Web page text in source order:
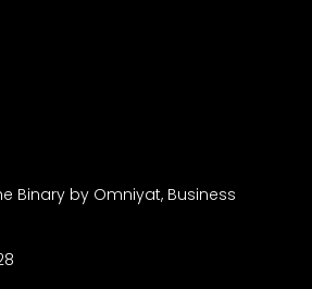
Binary by Omniyat, Business